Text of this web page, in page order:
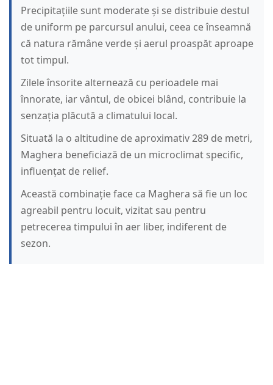
Precipitațiile sunt moderate și se distribuie destul
de uniform pe parcursul anului, ceea ce înseamnă
că natura rămâne verde și aerul proaspăt aproape
tot timpul.
Zilele însorite alternează cu perioadele mai
înnorate, iar vântul, de obicei blând, contribuie la
senzația plăcută a climatului local.
Situată la o altitudine de aproximativ 289 de metri,
Maghera beneficiază de un microclimat specific,
influențat de relief.
Această combinație face ca Maghera să fie un loc
agreabil pentru locuit, vizitat sau pentru
petrecerea timpului în aer liber, indiferent de
sezon.